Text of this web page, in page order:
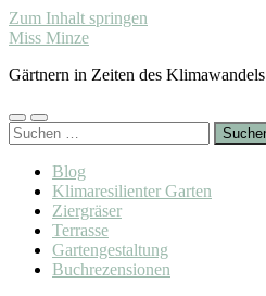
Zum Inhalt springen
Miss Minze
Gärtnern in Zeiten des Klimawandels
Mobile-
Menü
Suchfeld
ein-/ausblenden
Suchen
nach:
Blog
Klimaresilienter Garten
Ziergräser
Terrasse
Gartengestaltung
Buchrezensionen